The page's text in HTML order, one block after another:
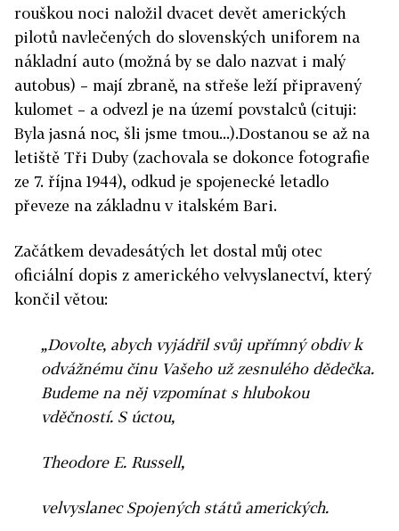
rouškou noci naložil dvacet devět amerických
pilotů navlečených do slovenských uniforem na
nákladní auto (možná by se dalo nazvat i malý
autobus) – mají zbraně, na střeše leží připravený
kulomet – a odvezl je na území povstalců (cituji:
Byla jasná noc, šli jsme tmou...).Dostanou se až na
letiště Tři Duby (zachovala se dokonce fotografie
ze 7. října 1944), odkud je spojenecké letadlo
převeze na základnu v italském Bari.
Začátkem devadesátých let dostal můj otec
oficiální dopis z amerického velvyslanectví, který
končil větou:
„Dovolte, abych vyjádřil svůj upřímný obdiv k
odvážnému činu Vašeho už zesnulého dědečka.
Budeme na něj vzpomínat s hlubokou
vděčností. S úctou,
Theodore E. Russell,
velvyslanec Spojených států amerických.